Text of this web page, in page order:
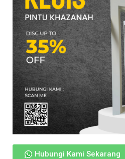
Hubungi Kami Sekarang